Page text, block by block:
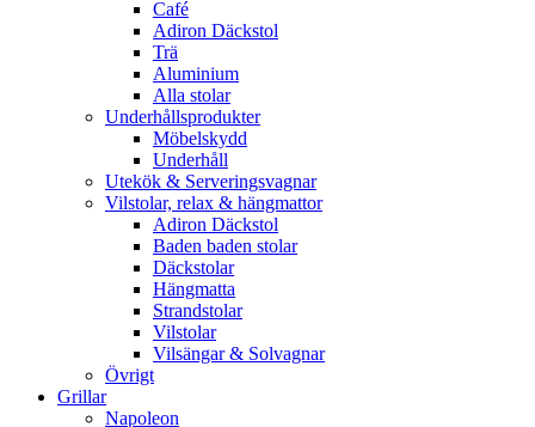
Café
Adiron Däckstol
Trä
Aluminium
Alla stolar
Underhållsprodukter
Möbelskydd
Underhåll
Utekök & Serveringsvagnar
Vilstolar, relax & hängmattor
Adiron Däckstol
Baden baden stolar
Däckstolar
Hängmatta
Strandstolar
Vilstolar
Vilsängar & Solvagnar
Övrigt
Grillar
Napoleon